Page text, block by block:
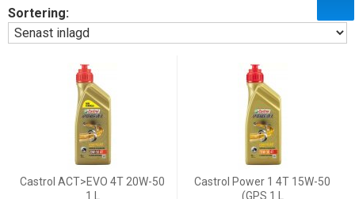
Sortering:
Castrol ACT>EVO 4T 20W-50
1 L
Castrol Power 1 4T 15W-50
(GPS 1 L